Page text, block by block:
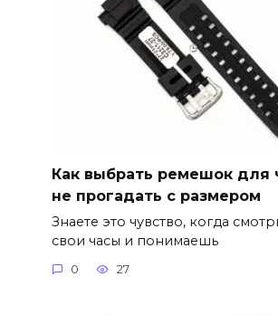
Как выбрать ремешок для
не прогадать с размером
Знаете это чувство, когда
свои часы и понимаешь
0 27